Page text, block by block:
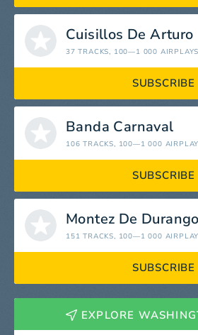
Cuisillos De Arturo
37 TRACKS, 100—1 000 AIRPLAYS
SUBSCRIBE
Banda Carnaval
106 TRACKS, 100—1 000
SUBSCRIBE
Montez De Durango
151 TRACKS, 100—1 000
SUBSCRIBE
EXPLORE